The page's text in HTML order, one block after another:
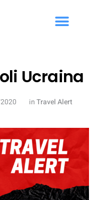
Ucraina
inTravel Alert